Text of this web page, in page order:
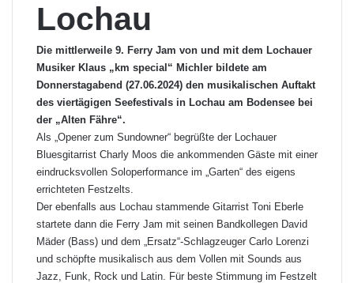
Lochau
Die mittlerweile 9. Ferry Jam von und mit dem Lochauer
Musiker Klaus „km special“ Michler bildete am
Donnerstagabend (27.06.2024) den musikalischen Auftakt
des viertägigen Seefestivals in Lochau am Bodensee bei
der „Alten Fähre“.
Als „Opener zum Sundowner“ begrüßte der Lochauer
Bluesgitarrist Charly Moos die ankommenden Gäste mit einer
eindrucksvollen Soloperformance im „Garten“ des eigens
errichteten Festzelts.
Der ebenfalls aus Lochau stammende Gitarrist Toni Eberle
startete dann die Ferry Jam mit seinen Bandkollegen David
Mäder (Bass) und dem „Ersatz“-Schlagzeuger Carlo Lorenzi
und schöpfte musikalisch aus dem Vollen mit Sounds aus
Jazz, Funk, Rock und Latin. Für beste Stimmung im Festzelt